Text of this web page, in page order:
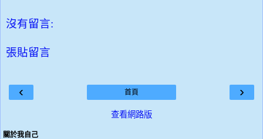
沒有留言:
張貼留言
‹ ›
首頁
查看網路版
關於我自己